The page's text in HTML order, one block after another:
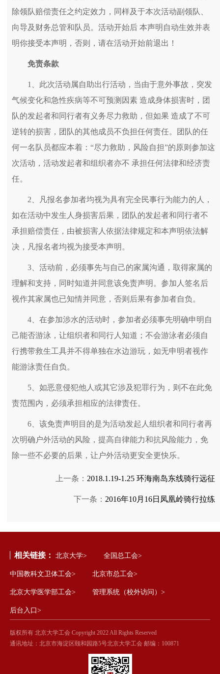
除领队赔偿责任之约定效力，同样及于本次活动副领队、
向导及财务总管和队员。活动开始后 本声明自动生效并表
明你接受本声明，否则，请在活动开始前退出！
免责条款
1、此次活动属自助出行活动，当由于意外事故，突发
气候变化和急性疾病等不可预测因素 造成身体损害时，团
队的发起者和同行者有义务尽力救助，但如果 造成了不可
逆转的损害，团队的其他成员不负担任何责任。团队的任
何一名队员都应本着：“尽力救助，风险自担”的原则参加这
次活动，活动发起者和组织者亦不 承担任何法律和经济责
任。
2、凡报名参加者均视为具有完全民事行为能力的人，
如在活动中发生人身损害后果，团队的发起者和同行者不
承担赔偿责任，由被损害人依据法律规定和本声明依法解
决，凡报名者均视为接受本声明。
3、活动前，必须事先与自己的家属沟通，取得家属的
理解和支持，同时知道并同意该免责声明。参加人签名后
视作其家属也已知情并同意，否则后果有参加者自负。
4、在参加涉水的活动时，参加者必须事先明确申明自
己能否游泳，让组织者和同行人知道；不会游泳者必须自
行携带救生工具并不得单独在水边游玩，如无申明者视作
能游泳责任自负。
5、如恶意侵犯他人或其它涉及犯罪行为，则不在此免
责范围内，必须承担相应的法律责任。
6、该免责声明目的是为活动发起人组织者和同行者再
次明确户外活动的风险，提高自律能力和抗风险能力，免
除一些不必要的后果，让户外活动更安全更快乐。
上一条： 2018.1.19-1.25 环海南岛东线骑行远征
下一条： 2016年10月16日凤凰岭骑行拉练
相关链接： 北京大学> 全国总工会>
中国教科文卫体工会> 北京市总工会>
北京大学医学部工会> 管理系统（校外访问）>
后台入口>
版权所有 北京大学工会 Copyright 2022 All Rights Reserved
通讯地址：北京市海淀区颐和园路5号北京大学工会 邮编：100871